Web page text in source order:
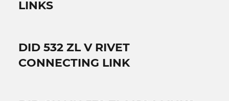
LINKS
DID 532 ZL V RIVET
CONNECTING LINK